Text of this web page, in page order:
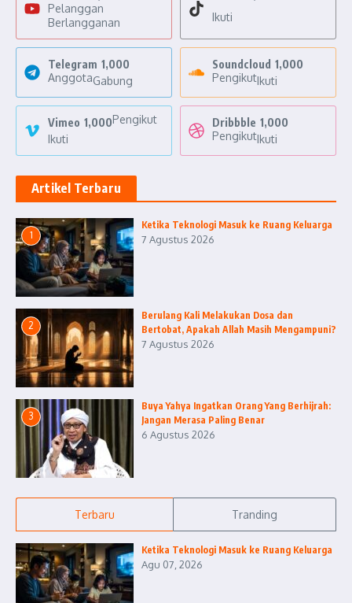
Pelanggan
Berlangganan
Ikuti
Telegram 1,000
AnggotaGabung
Soundcloud 1,000
PengikutIkuti
Vimeo 1,000Pengikut
Ikuti
Dribbble 1,000
PengikutIkuti
Artikel Terbaru
1
Ketika Teknologi Masuk ke Ruang Keluarga
7 Agustus 2026
2
Berulang Kali Melakukan Dosa dan
Bertobat, Apakah Allah Masih Mengampuni?
7 Agustus 2026
3
Buya Yahya Ingatkan Orang Yang Berhijrah:
Jangan Merasa Paling Benar
6 Agustus 2026
Terbaru Tranding
Ketika Teknologi Masuk ke Ruang Keluarga
Agu 07, 2026